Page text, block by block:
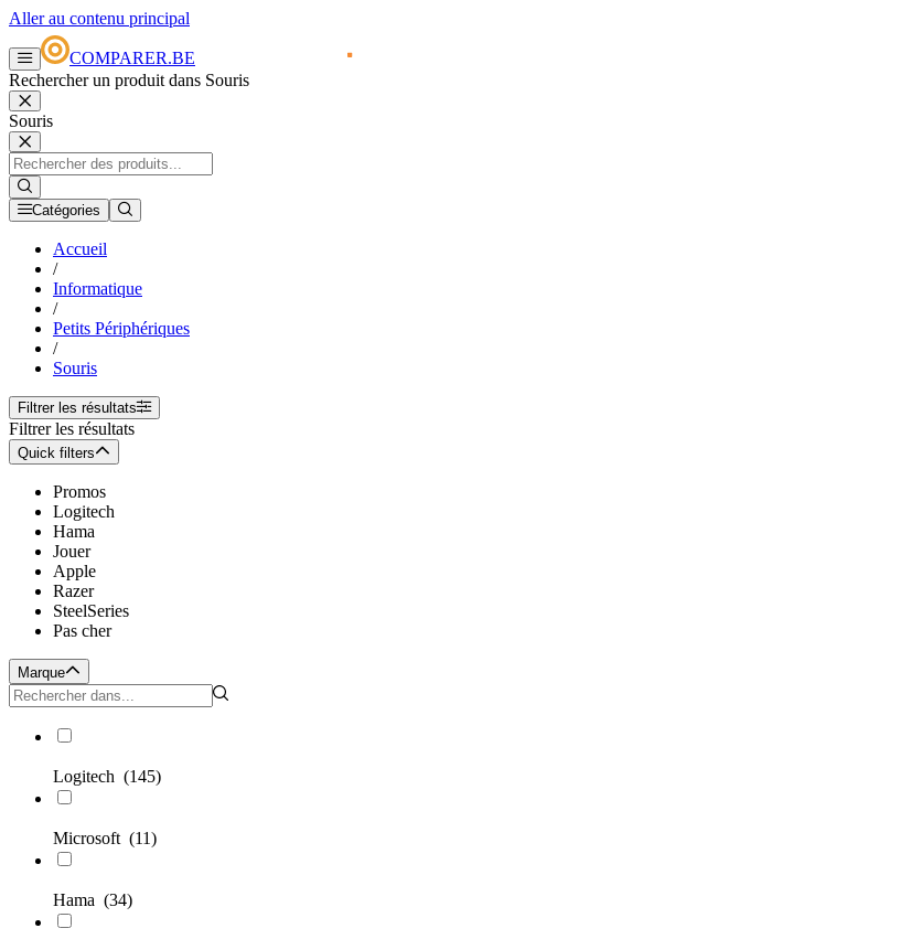
Aller au contenu principal
COMPARER.BE
Rechercher un produit dans Souris
Souris
Catégories
Accueil
/
Informatique
/
Petits Périphériques
/
Souris
Filtrer les résultats
Filtrer les résultats
Quick filters
Promos
Logitech
Hama
Jouer
Apple
Razer
SteelSeries
Pas cher
Marque
Logitech (145)
Microsoft (11)
Hama (34)